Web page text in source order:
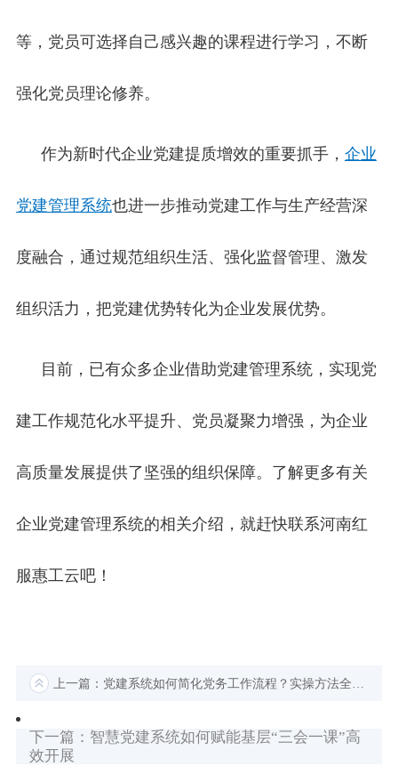
等，党员可选择自己感兴趣的课程进行学习，不断
强化党员理论修养。
作为新时代企业党建提质增效的重要抓手， 企业
党建管理系统也进一步推动党建工作与生产经营深
度融合，通过规范组织生活、强化监督管理、激发
组织活力，把党建优势转化为企业发展优势。
目前，已有众多企业借助党建管理系统，实现党
建工作规范化水平提升、党员凝聚力增强，为企业
高质量发展提供了坚强的组织保障。了解更多有关
企业党建管理系统的相关介绍，就赶快联系河南红
服惠工云吧！
下一篇：智慧党建系统如何赋能基层“三会一课”高
效开展